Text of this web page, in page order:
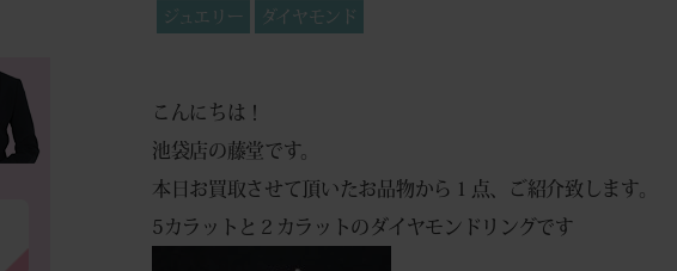
ジュエリー ダイヤモンド
こんにちは！
池袋店の藤堂です。
本日お買取させて頂いたお品物から１点、ご紹介致します。
5カラットと２カラットのダイヤモンドリングです